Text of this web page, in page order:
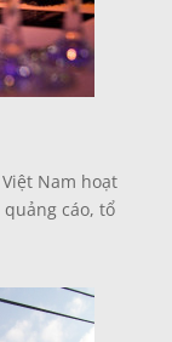
Nam hoạt
cáo, tổ